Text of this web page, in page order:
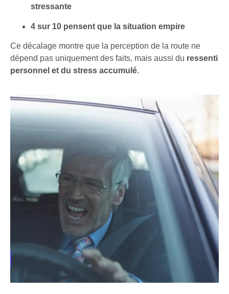
stressante
4 sur 10 pensent que la situation empire
Ce décalage montre que la perception de la route ne
dépend pas uniquement des faits, mais aussi du ressenti
personnel et du stress accumulé.